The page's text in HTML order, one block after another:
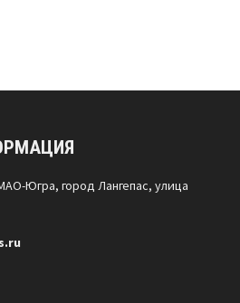
Югра, город Лангепас, улица